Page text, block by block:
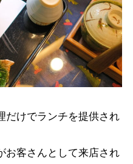
だけでランチを提供され
お客さんとして来店され